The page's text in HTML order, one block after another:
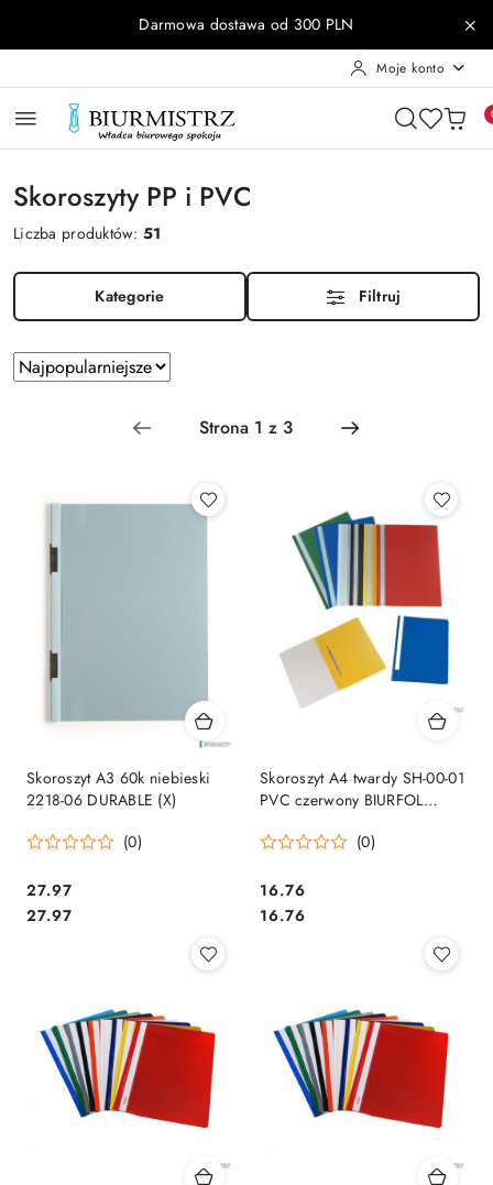
Przejdź do treści głównej
Przejdź do wyszukiwarki
Przejdź do moje konto
Przejdź do menu głównego
Przejdź do stopkiDarmowa dostawa od 300 PLN
Moje konto
Skoroszyty PP i PVC
Liczba produktów:51
Kategorie Filtruj
Zastosowano
sortowanie:
Najpopularniejsze.
Sortuj
według
Skoroszyt A3 60k niebieski
2218-06 DURABLE (X)
(0)
Cena:
27.97
Cena:
27.97
Skoroszyt A4 twardy SH-00-01
PVC czerwony BIURFOL
(0)
Cena:
16.76
Cena:
16.76